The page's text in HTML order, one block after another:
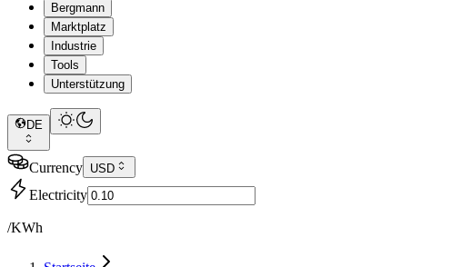
Bergmann
Marktplatz
Industrie
Tools
Unterstützung
DE
Currency USD
Electricity
/KWh